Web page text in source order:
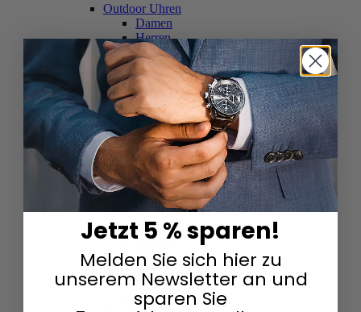
Outdoor Uhren
Damen
Herren
Schweizer Uhren
Damen
Herren
Skelettuhren
Damen
Herren
Smartwatches
Damen
Herren
Solaruhren
Herren
Damen
Sportuhren
Damen
Herren
Swarovski & Edelsteine
Damen
Herren
Jetzt 5 % sparen!
Melden Sie sich hier zu
unserem Newsletter an und
sparen Sie